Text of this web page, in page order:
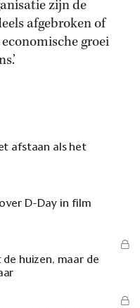
zijn de
afgebroken of
groei
afstaan als het
D-Day in film
huizen, maar de